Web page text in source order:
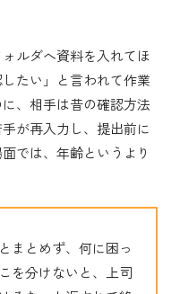
ルダへ資料を入れてほ
たい」と言われて作業
、相手は昔の確認方法
が再入力し、提出前に
では、年齢というより
まとめず、何に困っ
を分けないと、上司